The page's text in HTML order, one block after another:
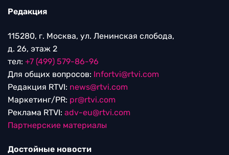
Редакция
115280, г. Москва, ул. Ленинская слобода,
д. 26, этаж 2
тел: +7 (499) 579-86-96
Для общих вопросов: Infortvi@rtvi.com
Редакция RTVI: news@rtvi.com
Маркетинг/PR: pr@rtvi.com
Реклама RTVI: adv-eu@rtvi.com
Партнерские материалы
Достойные новости